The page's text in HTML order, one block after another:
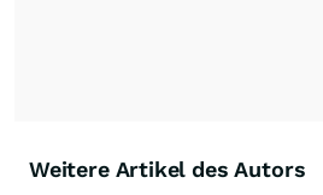
Weitere Artikel des Autors